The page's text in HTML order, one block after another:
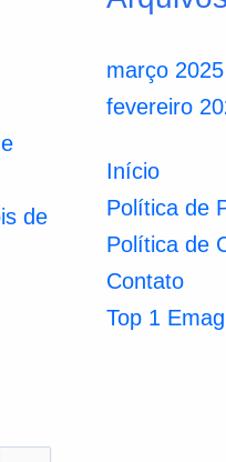
de
março 2025
fevereiro
Início
Política de
Política de
Contato
Top 1